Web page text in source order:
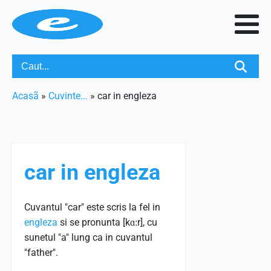
Acasã » Cuvinte... » car in engleza
car in engleza
Cuvantul "car" este scris la fel in
engleza si se pronunta [kɑːr], cu
sunetul "a" lung ca in cuvantul
"father".